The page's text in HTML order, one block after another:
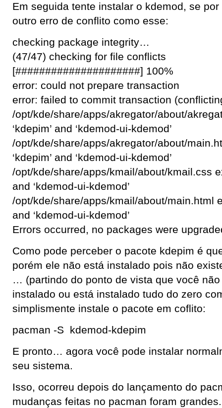
Em seguida tente instalar o kdemod, se
outro erro de conflito como esse:
checking package integrity…
(47/47) checking for file conflicts
[#####################] 100%
error: could not prepare transaction
error: failed to commit transaction
/opt/kde/share/apps/akregator/about/
‘kdepim’ and ‘kdemod-ui-kdemod’
/opt/kde/share/apps/akregator/about/
‘kdepim’ and ‘kdemod-ui-kdemod’
/opt/kde/share/apps/kmail/about/kmail.css
and ‘kdemod-ui-kdemod’
/opt/kde/share/apps/kmail/about/main.html
and ‘kdemod-ui-kdemod’
Errors occurred, no packages were
Como pode perceber o pacote kdepim é
porém ele não está instalado pois não
… (partindo do ponto de vista que você
instalado ou está instalado tudo do zero
simplismente instale o pacote em coflito:
pacman -S kdemod-kdepim
E pronto… agora você pode instalar
seu sistema.
Isso, ocorreu depois do lançamento do
mudanças feitas no pacman foram grandes.